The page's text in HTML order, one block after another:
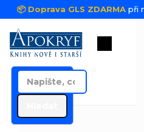
Přejít na obsah
📦 Doprava GLS ZDARMA při
Nákupní